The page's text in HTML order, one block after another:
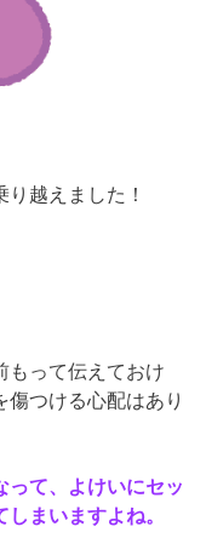
越えました！
もって伝えておけ
つける心配はあり
て、よけいにセッ
まいますよね。